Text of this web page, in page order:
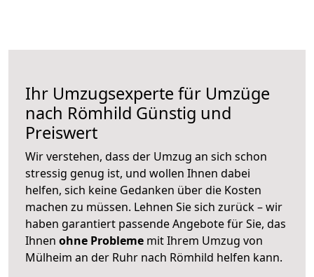
Ihr Umzugsexperte für Umzüge
nach Römhild Günstig und
Preiswert
Wir verstehen, dass der Umzug an sich schon
stressig genug ist, und wollen Ihnen dabei
helfen, sich keine Gedanken über die Kosten
machen zu müssen. Lehnen Sie sich zurück – wir
haben garantiert passende Angebote für Sie, das
Ihnen ohne Probleme mit Ihrem Umzug von
Mülheim an der Ruhr nach Römhild helfen kann.